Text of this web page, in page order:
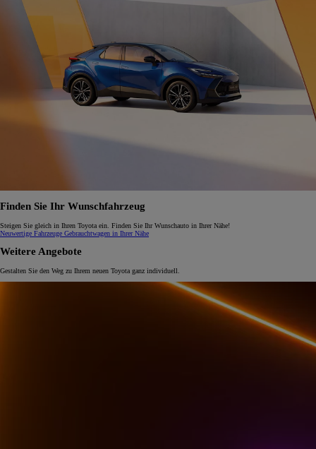
Finden Sie Ihr Wunschfahrzeug
Steigen Sie gleich in Ihren Toyota ein. Finden Sie Ihr Wunschauto in Ihrer Nähe!
Neuwertige Fahrzeuge Gebrauchtwagen in Ihrer Nähe
Weitere Angebote
Gestalten Sie den Weg zu Ihrem neuen Toyota ganz individuell.